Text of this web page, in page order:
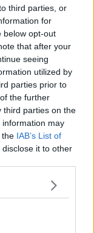
third parties, or
for
below opt-out
that after your
seeing
utilized by
parties prior to
the further
third parties on the
information may
the IAB’s List of
it to other
prendeva
ne stava seduto
che stava per dire
ma per quello
non si
il ragazzo.
le motivazioni
davanti a un
prestante e di
interessato a
meglio?”.